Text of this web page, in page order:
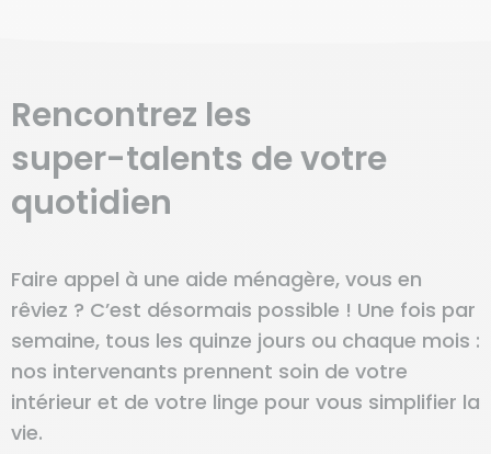
Rencontrez les
super-talents de votre
quotidien
Faire appel à une aide ménagère, vous en
rêviez ? C’est désormais possible ! Une fois par
semaine, tous les quinze jours ou chaque mois :
nos intervenants prennent soin de votre
intérieur et de votre linge pour vous simplifier la
vie.